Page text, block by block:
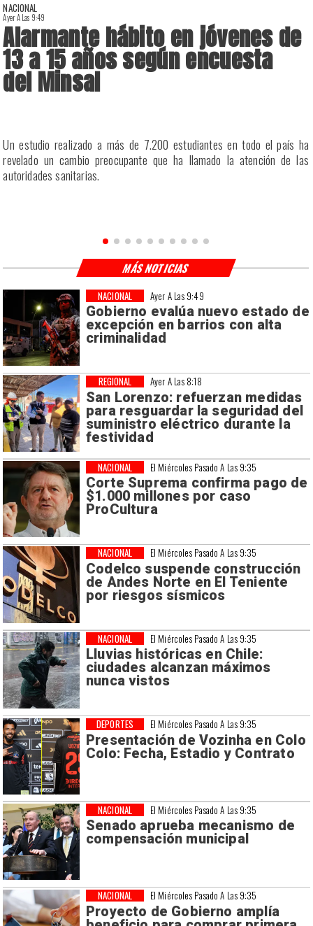
NACIONAL
Ayer A Las 9:49
Alarmante hábito en jóvenes de
13 a 15 años según encuesta
del Minsal
Un estudio realizado a más de 7.200 estudiantes en todo el país ha
revelado un cambio preocupante que ha llamado la atención de las
autoridades sanitarias.
Ayer A Las 9:49
Gobierno evalúa nuevo estado de
excepción en barrios con alta
criminalidad
NACIONAL
Ayer A Las 8:18
San Lorenzo: refuerzan medidas
para resguardar la seguridad del
suministro eléctrico durante la
festividad
REGIONAL
El Miércoles Pasado A Las 9:35
Corte Suprema confirma pago de
$1.000 millones por caso
ProCultura
NACIONAL
El Miércoles Pasado A Las 9:35
Codelco suspende construcción
de Andes Norte en El Teniente
por riesgos sísmicos
NACIONAL
El Miércoles Pasado A Las 9:35
Lluvias históricas en Chile:
ciudades alcanzan máximos
nunca vistos
NACIONAL
El Miércoles Pasado A Las 9:35
Presentación de Vozinha en Colo
Colo: Fecha, Estadio y Contrato
DEPORTES
El Miércoles Pasado A Las 9:35
Senado aprueba mecanismo de
compensación municipal
NACIONAL
El Miércoles Pasado A Las 9:35
Proyecto de Gobierno amplía
NACIONAL
MÁS NOTICIAS